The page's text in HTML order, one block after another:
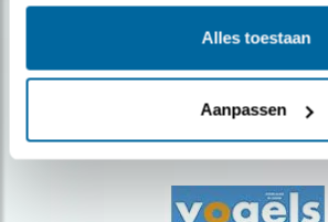
Alles toestaan
Aanpassen